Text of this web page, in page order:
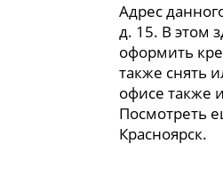
Адрес
д. 15. В этом
оформить
также снять
офисе также
Посмотреть
Красноярск.